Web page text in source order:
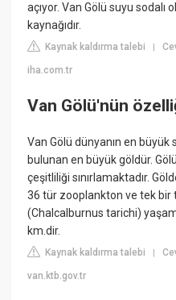
açıyor. Van Gölü suyu sodalı
kaynağıdır.
Kaynak kaldırma talebi |
iha.com.tr
Van Gölü'nün
Van Gölü dünyanın en büyük
bulunan en büyük göldür.
çeşitliliği sınırlamaktadır.
36 tür zooplankton ve tek bir
(Chalcalburnus tarichi)
km.dir.
Kaynak kaldırma talebi |
van.ktb.gov.tr